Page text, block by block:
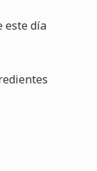
este día